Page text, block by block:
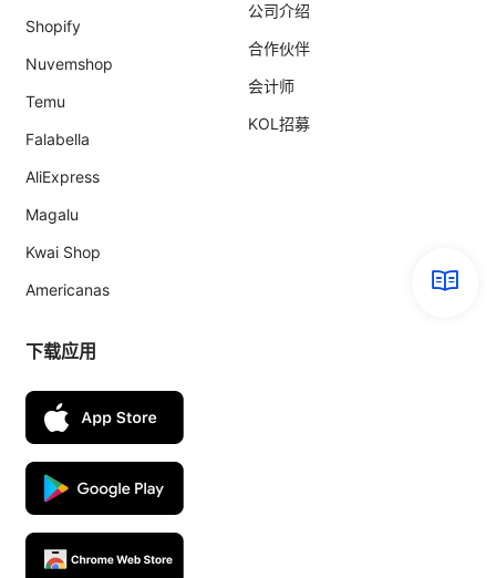
Shopify
Nuvemshop
Temu
Falabella
AliExpress
Magalu
Kwai Shop
Americanas
公司介绍
合作伙伴
会计师
KOL招募
下载应用